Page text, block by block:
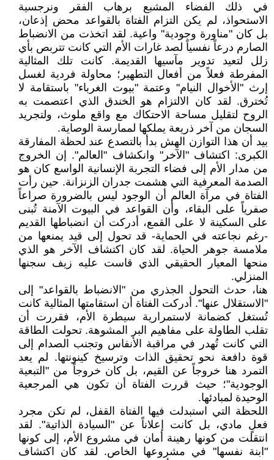
في ذلك الفضاء المشبع برهاب الفقر ونرجسية
الاستحواذ، لم يكن التزام الفتاة بالقواعد محض إذعان،
بل كان "مناورة وجودية" واعية. لقد اتخذت من الانضباط
الصارم درعاً نفسياً لصد غارات الأم التي كانت تتربص بأي
زلل لتعيد تدوير مآسيها القديمة. كانت تلك المثالية
المفرطة فعلاً من أفعال التطهير؛ محاولة فردية لغسل
إرث "الأخوال النيام" وعتمة "بيوت الغرباء" باستقامة لا
تُخترق. لقد كان الالتزام هو الخندق الذي اعتصمت به
الروح لتقليل مساحة الاحتكاك مع واقع ملوث، ولتجريد
السجان من آخر ذريعة يملكها لممارسة الوصاية.
بيد أن هذا التوازن الهش بدأ بالتصدع عند لحظة المفارقة
الكبرى: اكتشاف "الآخر" وانكشاف "العالم". إن الخروج
من مدار الأم إلى فضاء التجربة الإنسانية الواسع كان هو
الصدمة المعرفية التي هشمت جدران الزنزانة. حين رأت
الفتاة في مرآة العالم أن الوجود ليس بالضرورة صراعاً
صفرياً على البقاء، وأن القواعد في البيوت الآمنة تُبنى
على السكينة لا على القمع، أدركت أن انضباطها القديم
-رغم نجاعته في الحماية- قد تحول إلى قيد يمنعها من
ملامسة جوهر الحياة. لقد كان اكتشاف الآخر هو الذي
منحها المعيار الحقيقي الذي قاست عليه زيف سجنها
المنزلي.
هنا، حدث التحول الجذري من "الانضباط بالقواعد" إلى
"الاستقلال عنها". أدركت الفتاة أن استقامتها المثالية كانت
تُستغل كضمانة لاستمرارية سيطرة الأم، فقررت أن
تقلب الطاولة على مفاهيم البر المشوهة. تحولت الطاقة
التي كانت تُهدر في مراقبة الأنفاس وتجنب الصدام إلى
قوة دافعة نحو تحقيق الذات وترسيخ كينونتها. لم يعد
التمرد هنا خروجاً عن القيم، بل كان خروجاً من "التبعية
الوجودية"؛ حيث قررت الفتاة أن تكون هي المرجعية
الوحيدة لمبادئها.
اللحظة التي استبدلت فيها الفتاة القفل، لم تكن مجرد
فعلٍ مادي، بل كانت إعلاناً عن "السيادة الذاتية". لقد
انتقلت من كونها رهينة أمان في مشروع الأم، إلى كونها
"ابنة نفسها" في مشروعها الخاص. لقد كان اكتشاف